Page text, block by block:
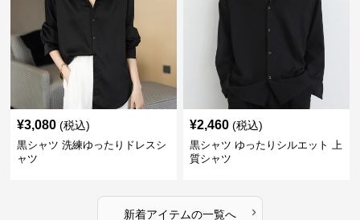
¥3,080 (税込)
黒シャツ 洗練ゆったりドレスシ
ャツ
¥2,460 (税込)
黒シャツ ゆったりシルエット 上
質シャツ
新着アイテムの一覧へ ›